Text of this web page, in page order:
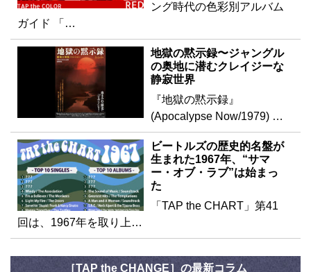
ング時代の色彩別アルバム
ガイド 「…
地獄の黙示録〜ジャングル
の奥地に潜むクレイジーな
静寂世界
『地獄の黙示録』
(Apocalypse Now/1979) …
ビートルズの歴史的名盤が
生まれた1967年、“サマ
ー・オブ・ラブ”は始まっ
た
「TAP the CHART」第41
回は、1967年を取り上…
［TAP the CHANGE］の最新コラム